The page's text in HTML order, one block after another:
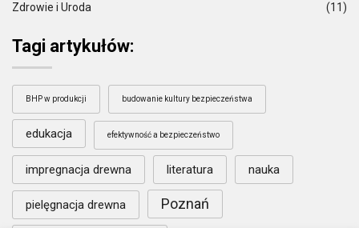
Zdrowie i Uroda
(11)
Tagi artykułów:
BHP w produkcji budowanie kultury bezpieczeństwa
edukacja efektywność a bezpieczeństwo
impregnacja drewna literatura nauka
pielęgnacja drewna Poznań